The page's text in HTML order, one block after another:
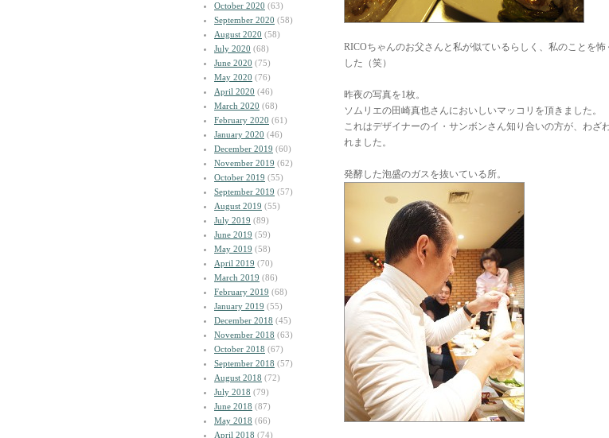
October 2020 (63)
September 2020 (58)
August 2020 (58)
July 2020 (68)
June 2020 (75)
May 2020 (76)
April 2020 (46)
March 2020 (68)
February 2020 (61)
January 2020 (46)
December 2019 (60)
November 2019 (62)
October 2019 (55)
September 2019 (57)
August 2019 (55)
July 2019 (89)
June 2019 (59)
May 2019 (58)
April 2019 (70)
March 2019 (86)
February 2019 (68)
January 2019 (55)
December 2018 (45)
November 2018 (63)
October 2018 (67)
September 2018 (57)
August 2018 (72)
July 2018 (79)
June 2018 (87)
May 2018 (66)
April 2018 (74)
RICOちゃんのお父さんと私が似ているらしく、私のことを怖
した（笑）
昨夜の写真を1枚。
ソムリエの田崎真也さんにおいしいマッコリを頂きました。
これはデザイナーのイ・サンボンさん知り合いの方が、わざ
れました。
発酵した泡盛のガスを抜いている所。